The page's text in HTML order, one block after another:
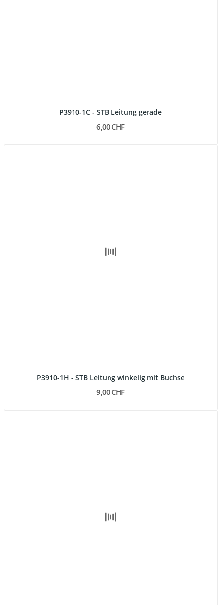
P3910-1C - STB Leitung gerade
6,00 CHF
P3910-1H - STB Leitung winkelig mit Buchse
9,00 CHF